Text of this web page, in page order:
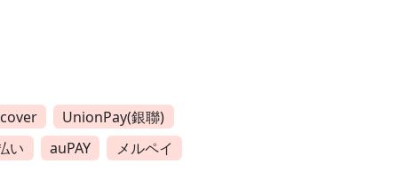
UnionPay(銀聯)
い
auPAY メルペイ